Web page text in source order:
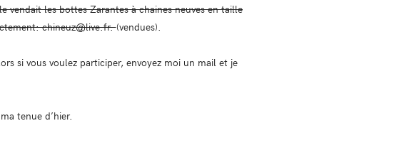
vendait les bottes Zarantes à chaines neuves en taille
chineuz@live.fr.(vendues).
si vous voulez participer, envoyez moi un mail et je
tenue d’hier.